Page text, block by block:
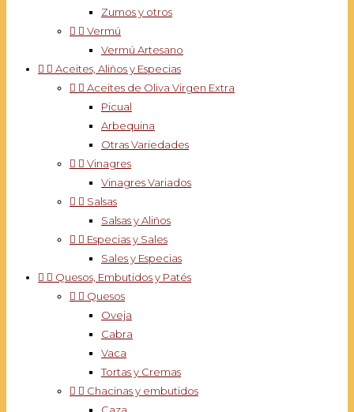
Zumos y otros
  Vermú
Vermú Artesano
  Aceites, Aliños y Especias
  Aceites de Oliva Virgen Extra
Picual
Arbequina
Otras Variedades
  Vinagres
Vinagres Variados
  Salsas
Salsas y Aliños
  Especias y Sales
Sales y Especias
  Quesos, Embutidos y Patés
  Quesos
Oveja
Cabra
Vaca
Tortas y Cremas
  Chacinas y embutidos